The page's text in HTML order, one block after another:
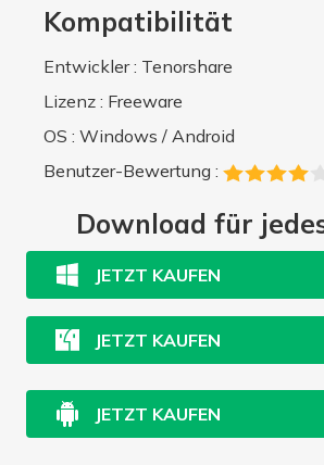
Kompatibilität
Entwickler : Tenorshare
Lizenz : Freeware
OS : Windows / Android
Benutzer-Bewertung :
Download für
JETZT KAUFEN
JETZT KAUFEN
JETZT KAUFEN